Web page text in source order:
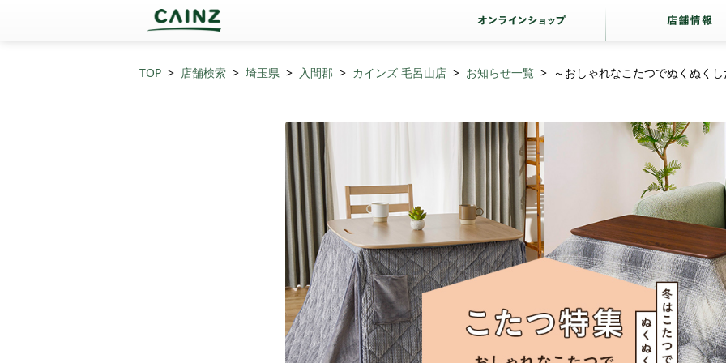
TOP 店舗検索 埼玉県 入間郡 カインズ 毛呂山店 お知らせ一覧 ～おしゃれなこたつでぬくぬく